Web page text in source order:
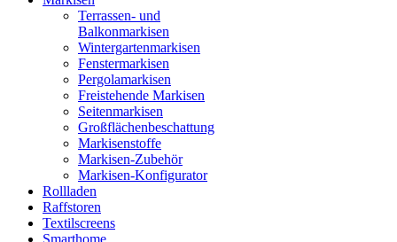
Terrassen- und
Balkonmarkisen
Wintergartenmarkisen
Fenstermarkisen
Pergolamarkisen
Freistehende Markisen
Seitenmarkisen
Großflächenbeschattung
Markisenstoffe
Markisen-Zubehör
Markisen-Konfigurator
Rollladen
Raffstoren
Textilscreens